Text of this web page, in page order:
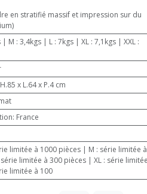
en stratifié massif et impression sur du
| M : 3,4kgs | L : 7kgs | XL : 7,1kgs | XXL :
x L.64 x P.4 cm
: France
limitée à 1000 pièces | M : série limitée à
limitée à 100